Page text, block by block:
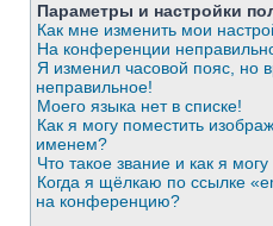
Параметры и настройки
Как мне изменить мои
На конференции
Я изменил часовой пояс, но
неправильное!
Моего языка нет в списке!
Как я могу поместить
именем?
Что такое звание и как я
Когда я щёлкаю по ссылке
на конференцию?